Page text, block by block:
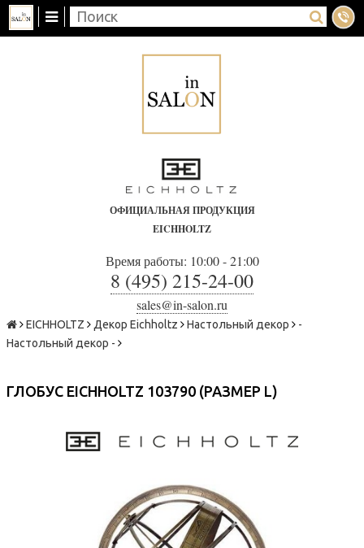
ОФИЦИАЛЬНАЯ ПРОДУКЦИЯ
EICHHOLTZ
Время работы: 10:00 - 21:00
8 (495) 215-24-00
sales@in-salon.ru
EICHHOLTZ Декор Eichholtz Настольный декор
-
Настольный декор -
ГЛОБУС EICHHOLTZ 103790 (РАЗМЕР L)